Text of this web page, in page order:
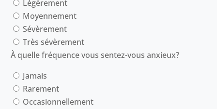
Légèrement
Moyennement
Sévèrement
Très sévèrement
À quelle fréquence vous sentez-vous anxieux?
Jamais
Rarement
Occasionnellement